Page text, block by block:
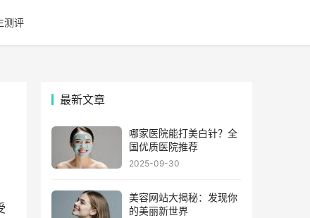
测评
最新文章
哪家医院能打美白针？全
国优质医院推荐
2025-09-30
美容网站大揭秘：发现你
的美丽新世界